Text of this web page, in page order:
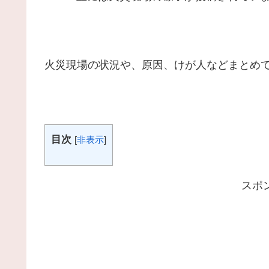
火災現場の状況や、原因、けが人などまとめ
目次 [非表示]
スポ